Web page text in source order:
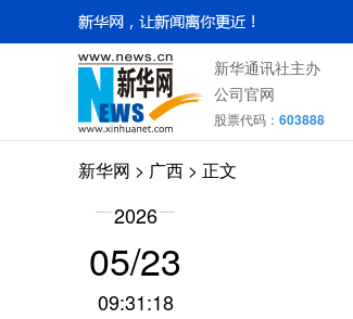
新华通讯社主办
公司官网
股票代码： 603888
新华网 > 广西 > 正文
2026
05/23
09:31:18